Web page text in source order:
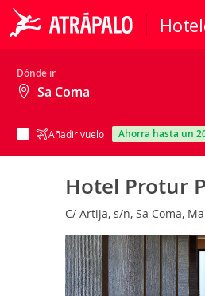
Dónde ir
Añadir vuelo ahorra hasta un
Hotel Protur
C/ Artija, s/n, Sa Coma,